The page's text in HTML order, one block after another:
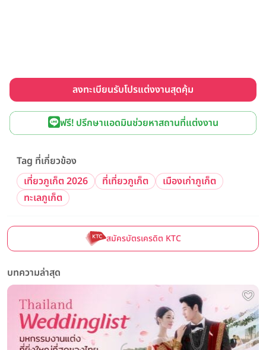
ลงทะเบียนรับโปรแต่งงานสุดคุ้ม
ฟรี! ปรึกษาแอดมินช่วยหาสถานที่แต่งงาน
Tag ที่เกี่ยวข้อง
เที่ยวภูเก็ต 2026
ที่เที่ยวภูเก็ต
เมืองเก่าภูเก็ต
ทะเลภูเก็ต
สมัครบัตรเครดิต KTC
บทความล่าสุด